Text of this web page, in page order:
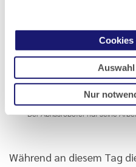
Cookies
Nur
Der Abrissroboter hat seine
Während an diesem Tag